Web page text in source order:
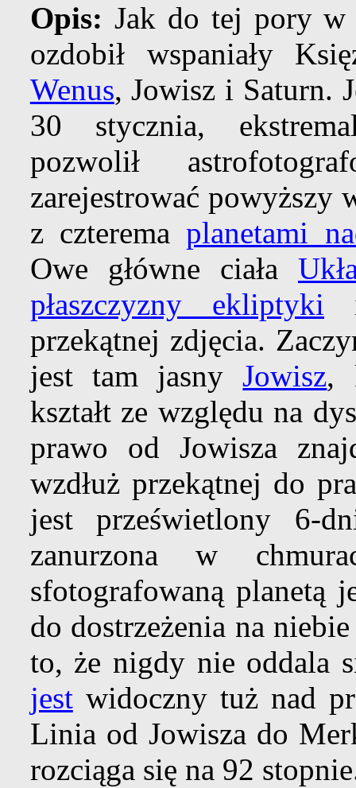
Opis: Jak do tej pory
ozdobił wspaniały
Wenus, Jowisz i Saturn.
30 stycznia,
pozwolił
zarejestrować powyższy
z czteremaplanetami
Owe główne ciała
płaszczyzny ekliptyki
przekątnej zdjęcia.
jest tam jasnyJowisz,
kształt ze względu na
prawo od Jowisza
wzdłuż przekątnej do
jest prześwietlony 6-
zanurzona w
sfotografowaną planetą
do dostrzeżenia na
to, że nigdy nie oddala
jestwidoczny tuż nad
Linia od Jowisza do
rozciąga się na 92